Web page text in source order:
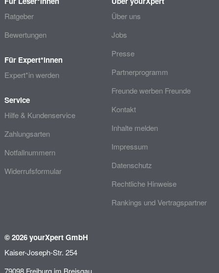
Ratgeber
Bewertungen
Für Expert*innen
Expert*in werden
Service
Hilfe & Kundenservice
Zahlungsarten
Notfallnummern
Widerrufsformular
Über uns
Jobs
Presse
Partnerprogramm
Freunde werben Freunde
Kontakt
Inhalte melden
Impressum
Datenschutz
Rechtliche Hinweise
Rankings und Vertragspartner
© 2026 yourXpert GmbH
Kaiser-Joseph-Str. 254
79098 Freiburg im Breisgau